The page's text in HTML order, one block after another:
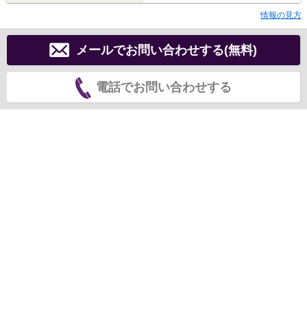
情報の見方
メールでお問い合わせする(無料)
電話でお問い合わせする